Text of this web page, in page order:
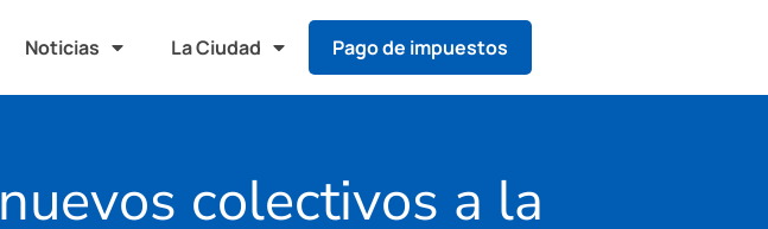
Noticias La Ciudad Pago de impuestos
colectivos a la